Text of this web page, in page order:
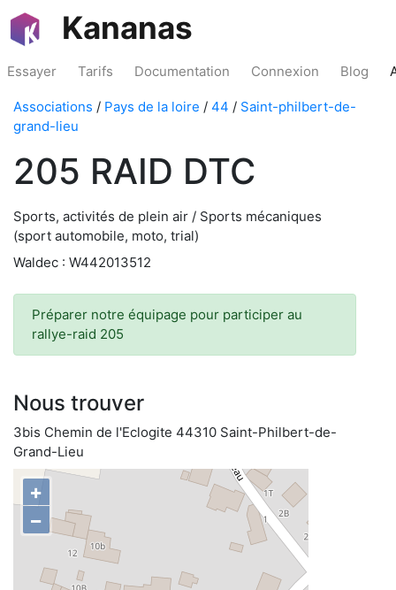
Kananas
Essayer Tarifs Documentation Connexion Blog
Associations / Pays de la loire / 44 / Saint-philbert-de-
grand-lieu
205 RAID DTC
Sports, activités de plein air / Sports mécaniques
(sport automobile, moto, trial)
Waldec : W442013512
Préparer notre équipage pour participer au
rallye-raid 205
Nous trouver
3bis Chemin de l'Eclogite 44310 Saint-Philbert-de-
Grand-Lieu
+
−